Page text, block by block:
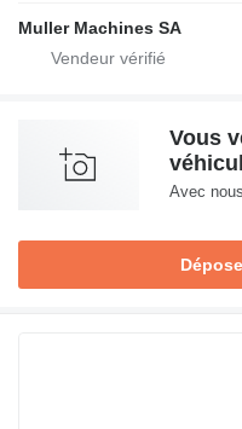
Muller Machines SA
Vous
Avec